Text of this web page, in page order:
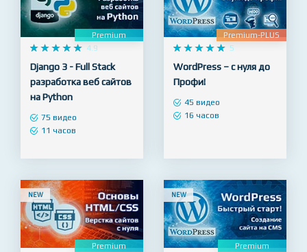
NEW
Premium
    
     4.9
Django 3 - Full Stack
разработка веб сайтов
на Python
NEW
Premium-PLUS
  
  
WordPress – с нуля до
Профи!
NEW NEW